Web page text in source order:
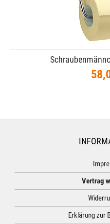
Vertrag
Erklärung zur